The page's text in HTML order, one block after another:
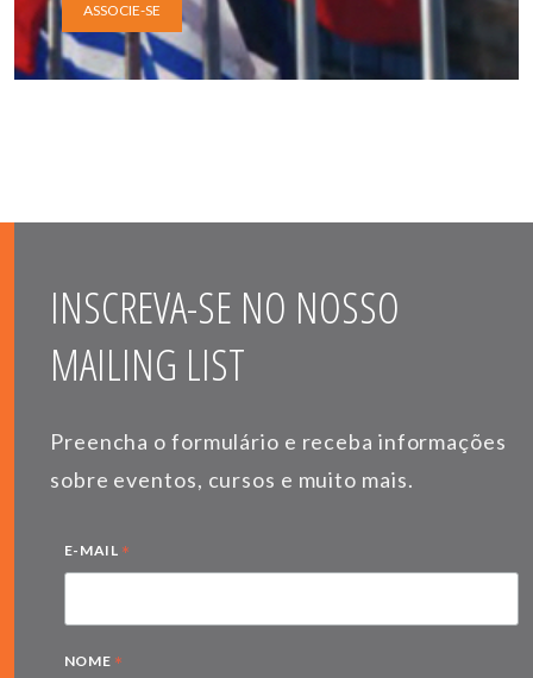
ASSOCIE-SE
INSCREVA-SE NO NOSSO
MAILING LIST
Preencha o formulário e receba informações
sobre eventos, cursos e muito mais.
E-MAIL *
NOME *